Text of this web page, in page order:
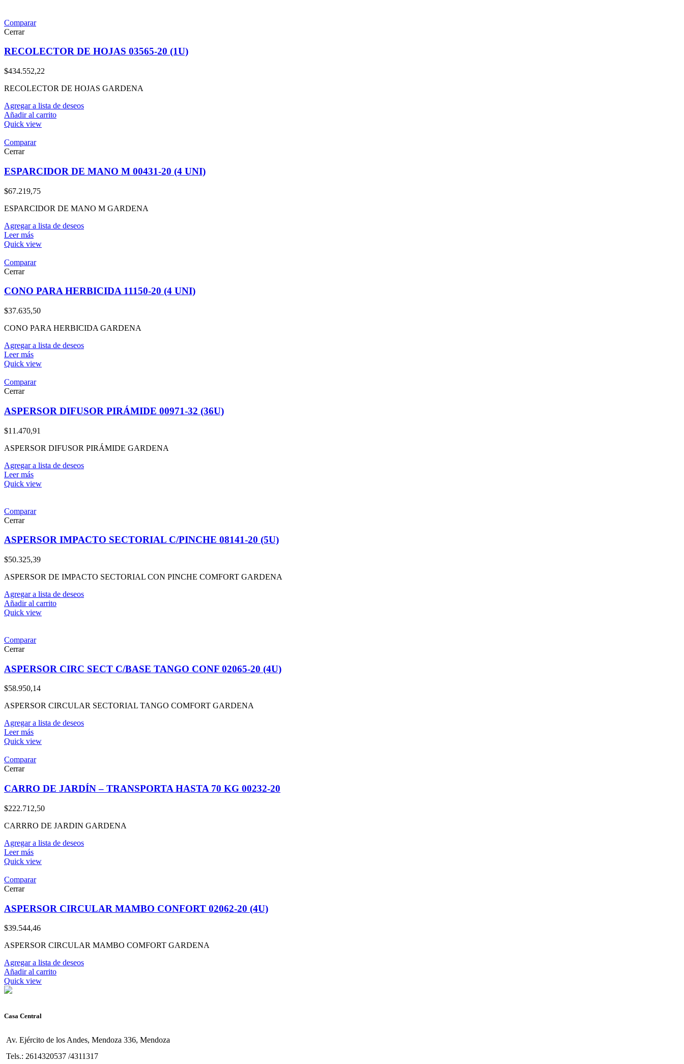
Comparar
Cerrar
RECOLECTOR DE HOJAS 03565-20 (1U)
$434.552,22
RECOLECTOR DE HOJAS GARDENA
Agregar a lista de deseos
Añadir al carrito
Quick view
Comparar
Cerrar
ESPARCIDOR DE MANO M 00431-20 (4 UNI)
$67.219,75
ESPARCIDOR DE MANO M GARDENA
Agregar a lista de deseos
Leer más
Quick view
Comparar
Cerrar
CONO PARA HERBICIDA 11150-20 (4 UNI)
$37.635,50
CONO PARA HERBICIDA GARDENA
Agregar a lista de deseos
Leer más
Quick view
Comparar
Cerrar
ASPERSOR DIFUSOR PIRÁMIDE 00971-32 (36U)
$11.470,91
ASPERSOR DIFUSOR PIRÁMIDE GARDENA
Agregar a lista de deseos
Leer más
Quick view
Comparar
Cerrar
ASPERSOR IMPACTO SECTORIAL C/PINCHE 08141-20 (5U)
$50.325,39
ASPERSOR DE IMPACTO SECTORIAL CON PINCHE COMFORT GARDENA
Agregar a lista de deseos
Añadir al carrito
Quick view
Comparar
Cerrar
ASPERSOR CIRC SECT C/BASE TANGO CONF 02065-20 (4U)
$58.950,14
ASPERSOR CIRCULAR SECTORIAL TANGO COMFORT GARDENA
Agregar a lista de deseos
Leer más
Quick view
Comparar
Cerrar
CARRO DE JARDÍN – TRANSPORTA HASTA 70 KG 00232-20
$222.712,50
CARRRO DE JARDIN GARDENA
Agregar a lista de deseos
Leer más
Quick view
Comparar
Cerrar
ASPERSOR CIRCULAR MAMBO CONFORT 02062-20 (4U)
$39.544,46
ASPERSOR CIRCULAR MAMBO COMFORT GARDENA
Agregar a lista de deseos
Añadir al carrito
Quick view
Casa Central
Av. Ejército de los Andes, Mendoza 336, Mendoza
Tels.: 2614320537 /4311317